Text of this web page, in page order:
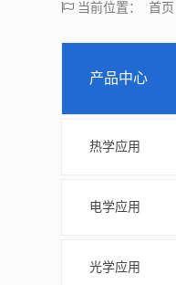
当前位置： 首页
产品中心
热学应用
电学应用
光学应用